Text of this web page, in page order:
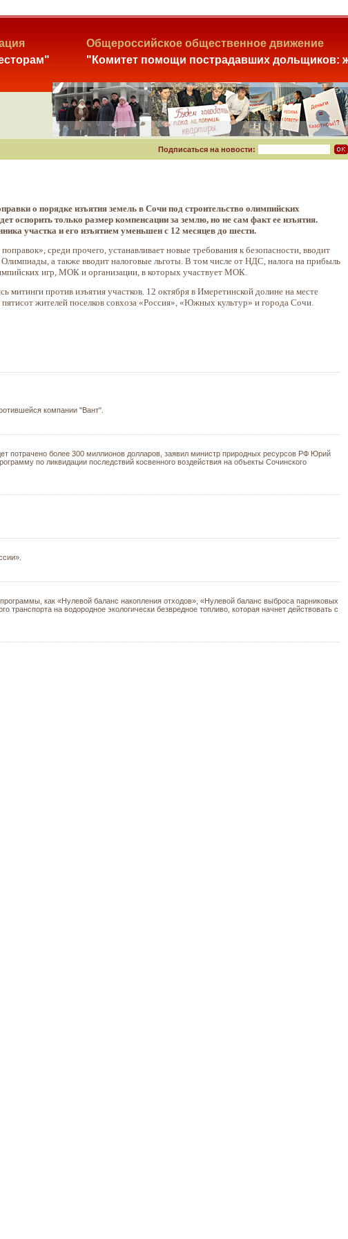
Общероссийское общественное движение
"Комитет помощи пострадавших дольщиков:
Подписаться на новости:
о порядке изъятия земель в Сочи под строительство олимпийских
оспорить только размер компенсации за землю, но не сам факт ее изъятия.
участка и его изъятием уменьшен с 12 месяцев до шести.
среди прочего, устанавливает новые требования к безопасности, вводит
а также вводит налоговые льготы. В том числе от НДС, налога на прибыль
игр, МОК и организации, в которых участвует МОК.
митинги против изъятия участков. 12 октября в Имеретинской долине на месте
жителей поселков совхоза «Россия», «Южных культур» и города Сочи.
компании "Вант".
потрачено более 300 миллионов долларов, заявил министр природных ресурсов РФ Юрий
по ликвидации последствий косвенного воздействия на объекты Сочинского
как «Нулевой баланс накопления отходов», «Нулевой баланс выброса парниковых
транспорта на водородное экологически безвредное топливо, которая начнет действовать с